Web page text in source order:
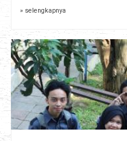
» selengkapnya